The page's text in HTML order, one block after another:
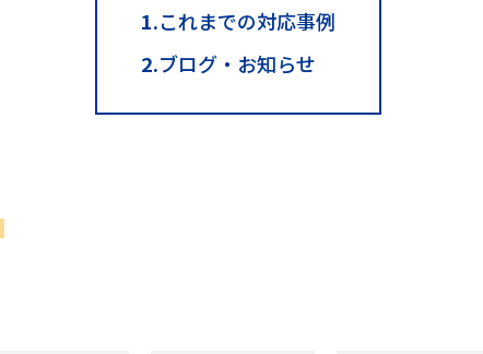
1.これまでの対応事例
2.ブログ・お知らせ